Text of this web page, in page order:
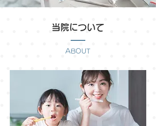
当院について
ABOUT